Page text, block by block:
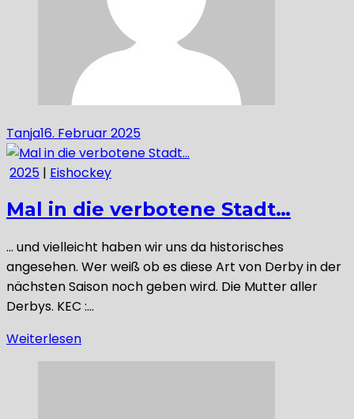
Tanja16. Februar 2025
2025 | Eishockey
Mal in die verbotene Stadt…
… und vielleicht haben wir uns da historisches
angesehen. Wer weiß ob es diese Art von Derby in der
nächsten Saison noch geben wird. Die Mutter aller
Derbys. KEC :…
Weiterlesen